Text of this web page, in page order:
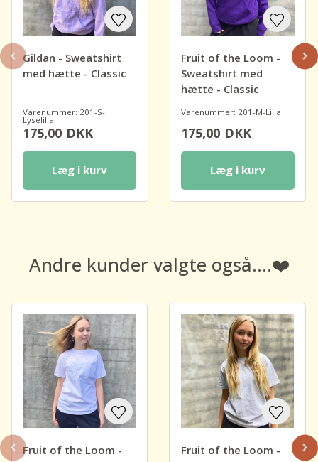
Gildan - Sweatshirt
med hætte - Classic
Varenummer: 201-S-
Lyselilla
175,00DKK
Læg i kurv
Fruit of the Loom -
Sweatshirt med
hætte - Classic
Varenummer: 201-M-Lilla
175,00DKK
Læg i kurv
‹ ›
Andre kunder valgte også....❤️
Fruit of the Loom -
Fruit of the Loom -
‹ ›